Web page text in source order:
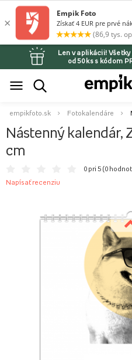
Len v aplikácii! Všetky
od 50 ks s kódom
empikfoto.sk Fotokalendáre
Nástenný kalendár,
cm
0 pri 5 (0
Napísať recenziu